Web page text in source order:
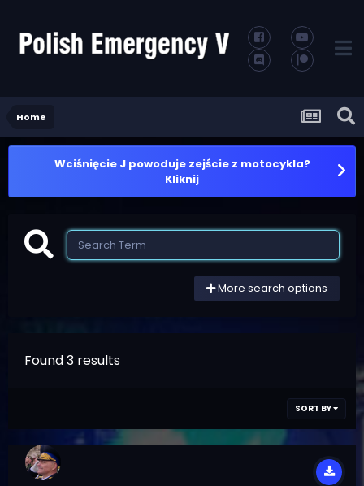
Home
Wciśnięcie J powoduje zejście z motocykla?
Kliknij
More search options
Found 3 results
SORT BY